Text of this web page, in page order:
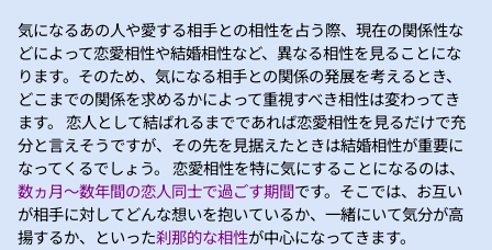
気になるあの人や愛する相手との相性を占う際、現在の関係性な
どによって恋愛相性や結婚相性など、異なる相性を見ることにな
ります。そのため、気になる相手との関係の発展を考えるとき、
どこまでの関係を求めるかによって重視すべき相性は変わってき
ます。 恋人として結ばれるまでであれば恋愛相性を見るだけで充
分と言えそうですが、その先を見据えたときは結婚相性が重要に
なってくるでしょう。 恋愛相性を特に気にすることになるのは、
数ヵ月～数年間の恋人同士で過ごす期間です。そこでは、お互い
が相手に対してどんな想いを抱いているか、一緒にいて気分が高
揚するか、といった刹那的な相性が中心になってきます。